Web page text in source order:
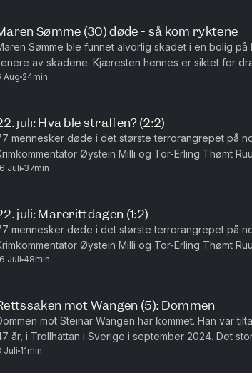
Sømme (30) døde - så kom ryktene
Sømme ble funnet alvorlig skadet i en bolig
av skadene. Kjæresten hennes er siktet for
I denne episoden går Tor-Erling Thømt
Aug 24min
juli: Hva ble straffen? (2:2)
mennesker døde i det største terrorangrepet på
Øystein Milli og Tor-Erling Thømt
av 22. juli i 2011. Ansvarlig redaktør Gard
Juli 37min
juli: Marerittdagen (1:2)
mennesker døde i det største terrorangrepet på
Øystein Milli og Tor-Erling Thømt
den 22. juli i 2011 som har preget
Juli 48min
mot Wangen (5): Dommen
mot Steinar Wangen har kommet. Han var
år, i Trollhättan i Sverige i september 2024. Det
var om han brukte en pute. Tor-Erling Thø...
Juli 11min